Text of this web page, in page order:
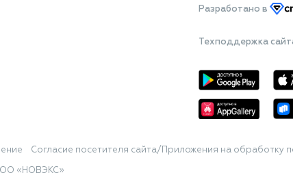
Разработано в
Техподдержка
Согласие посетителя сайта/Приложения на обработку
«НОВЭКС»